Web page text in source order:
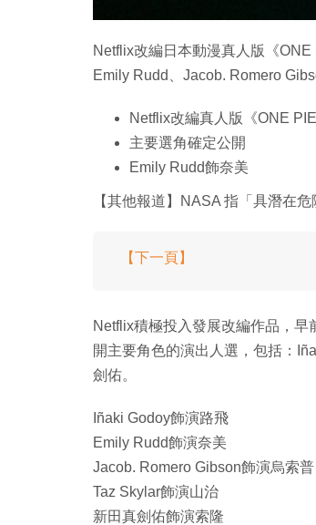
Netflix改編日本動漫真人版《
Emily Rudd、Jacob. Romero
Netflix改編真人版《ONE
主要選角確定公開
Emily Rudd飾奈美
【其他報道】NASA 指「具潛在
【下一頁】
Netflix積極投入發展改編作品，
開主要角色的演出人選，包括：
劍佑。
Iñaki Godoy飾演路飛
Emily Rudd飾演奈美
Jacob. Romero Gibson飾演烏索普
Taz Skylar飾演山治
新田真劍佑飾演索隆